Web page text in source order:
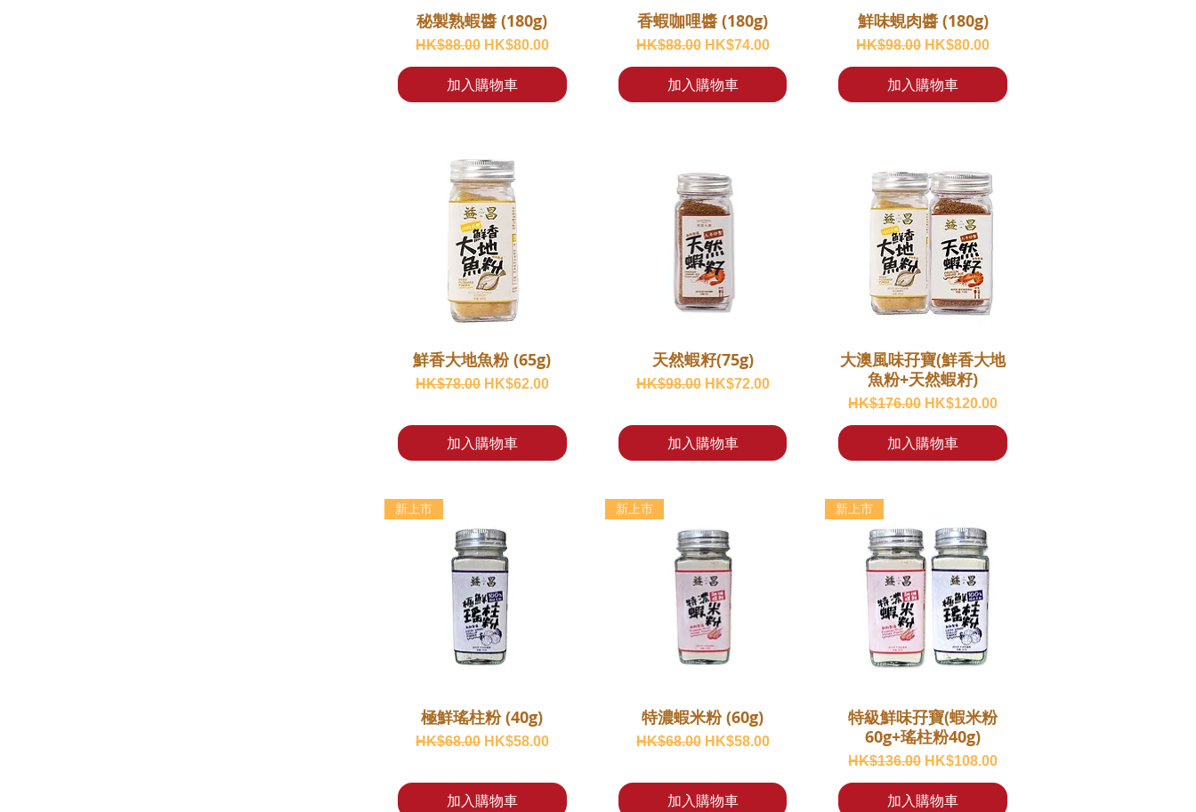
秘製熟蝦醬 (180g)
一般價格
HK$88.00 促銷價格
HK$80.00
加入購物車
香蝦咖哩醬 (180g)
一般價格
HK$88.00 促銷價格
HK$74.00
加入購物車
鮮味蜆肉醬 (180g)
一般價格
HK$98.00 促銷價格
HK$80.00
加入購物車
鮮香大地魚粉 (65g)
一般價格
HK$78.00 促銷價格
HK$62.00
加入購物車
天然蝦籽(75g)
一般價格
HK$98.00 促銷價格
HK$72.00
加入購物車
大澳風味孖寶(鮮香大地
魚粉+天然蝦籽)
一般價格
HK$176.00 促銷價格
HK$120.00
加入購物車
新上市
極鮮瑤柱粉 (40g)
一般價格
HK$68.00 促銷價格
HK$58.00
加入購物車
新上市
特濃蝦米粉 (60g)
一般價格
HK$68.00 促銷價格
HK$58.00
加入購物車
新上市
特級鮮味孖寶(蝦米粉
60g+瑤柱粉40g)
一般價格
HK$136.00 促銷價格
HK$108.00
加入購物車